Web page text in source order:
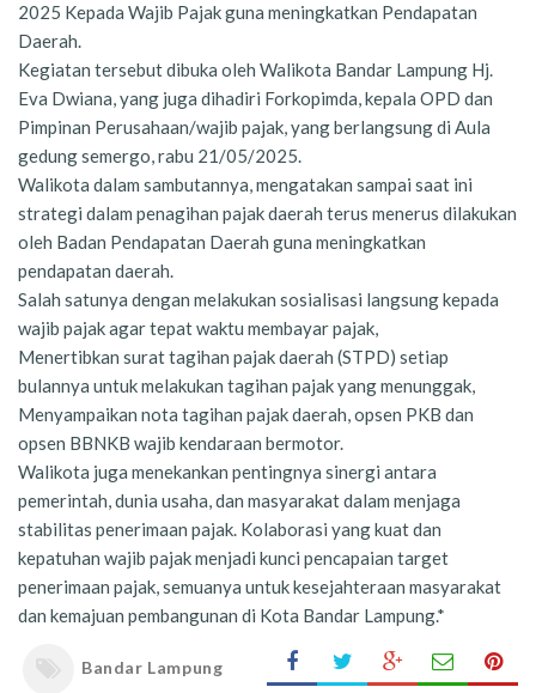
2025 Kepada Wajib Pajak guna meningkatkan Pendapatan
Daerah.
Kegiatan tersebut dibuka oleh Walikota Bandar Lampung Hj.
Eva Dwiana, yang juga dihadiri Forkopimda, kepala OPD dan
Pimpinan Perusahaan/wajib pajak, yang berlangsung di Aula
gedung semergo, rabu 21/05/2025.
Walikota dalam sambutannya, mengatakan sampai saat ini
strategi dalam penagihan pajak daerah terus menerus dilakukan
oleh Badan Pendapatan Daerah guna meningkatkan
pendapatan daerah.
Salah satunya dengan melakukan sosialisasi langsung kepada
wajib pajak agar tepat waktu membayar pajak,
Menertibkan surat tagihan pajak daerah (STPD) setiap
bulannya untuk melakukan tagihan pajak yang menunggak,
Menyampaikan nota tagihan pajak daerah, opsen PKB dan
opsen BBNKB wajib kendaraan bermotor.
Walikota juga menekankan pentingnya sinergi antara
pemerintah, dunia usaha, dan masyarakat dalam menjaga
stabilitas penerimaan pajak. Kolaborasi yang kuat dan
kepatuhan wajib pajak menjadi kunci pencapaian target
penerimaan pajak, semuanya untuk kesejahteraan masyarakat
dan kemajuan pembangunan di Kota Bandar Lampung.*
Bandar Lampung